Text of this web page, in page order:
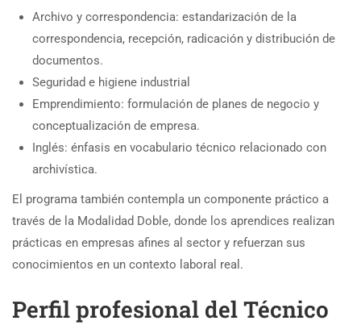
Archivo y correspondencia: estandarización de la
correspondencia, recepción, radicación y distribución de
documentos.
Seguridad e higiene industrial
Emprendimiento: formulación de planes de negocio y
conceptualización de empresa.
Inglés: énfasis en vocabulario técnico relacionado con
archivística.
El programa también contempla un componente práctico a
través de la Modalidad Doble, donde los aprendices realizan
prácticas en empresas afines al sector y refuerzan sus
conocimientos en un contexto laboral real.
Perfil profesional del Técnico